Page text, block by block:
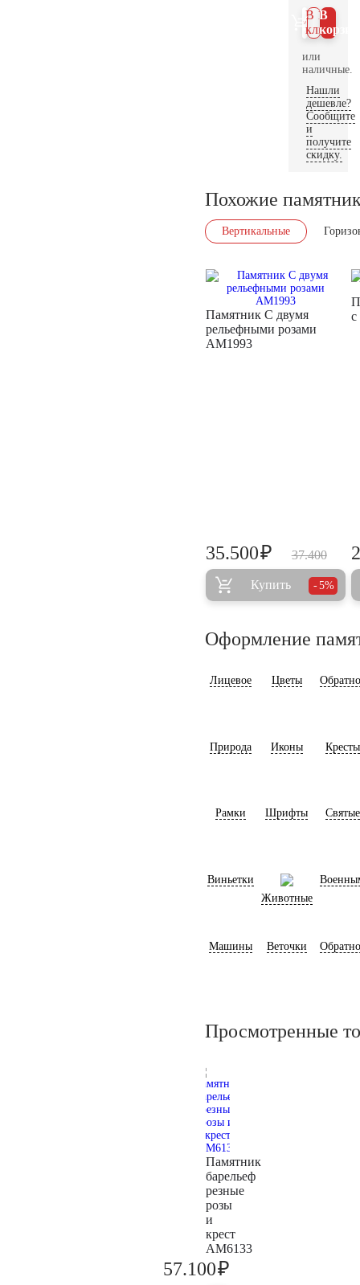
В
В 1
клик
или
наличные.
Нашли
дешевле?
Сообщите
и
получите
скидку.
Похожие
Вертикальные
Памятник С двумя
рельефными розами
AM1993
37.400
35.500₽
Купить 5%
Оформление
Лицевое Цветы
Природа Иконы Кресты
Рамки Шрифты Святые
Виньетки
Животные
Машины Веточки
Просмотренные
Памятник
барельеф
резные
розы
и
крест
AM6133
57.100₽